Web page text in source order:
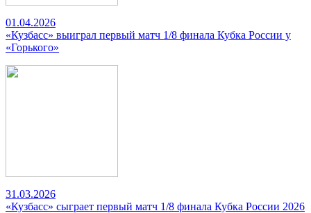
01.04.2026
«Кузбасс» выиграл первый матч 1/8 финала Кубка России у
«Горького»
31.03.2026
«Кузбасс» сыграет первый матч 1/8 финала Кубка России 2026